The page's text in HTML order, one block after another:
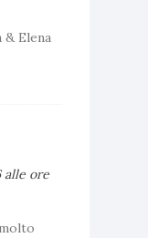
& Elena
alle ore